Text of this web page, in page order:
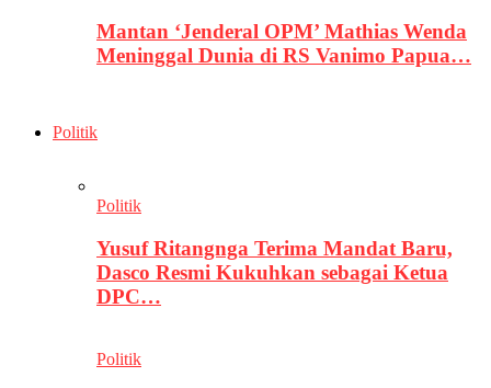
Mantan ‘Jenderal OPM’ Mathias Wenda
Meninggal Dunia di RS Vanimo Papua…
Politik
Politik
Yusuf Ritangnga Terima Mandat Baru,
Dasco Resmi Kukuhkan sebagai Ketua
DPC…
Politik